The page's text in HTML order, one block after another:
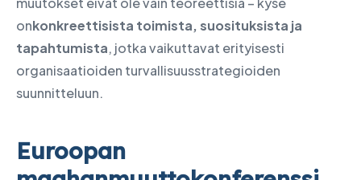
onkonkreettisista toimista, suosituksista ja
tapahtumista, jotka vaikuttavat erityisesti
organisaatioiden turvallisuusstrategioiden
suunnitteluun.
Euroopan